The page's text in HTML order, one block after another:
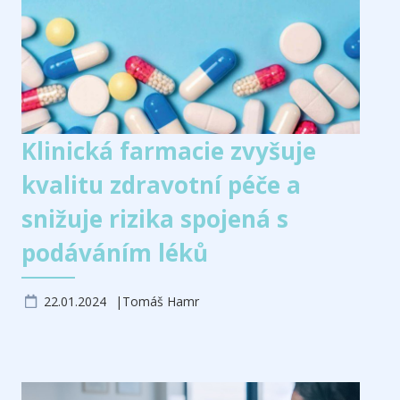
Klinická farmacie zvyšuje
kvalitu zdravotní péče a
snižuje rizika spojená s
podáváním léků
22.01.2024 Tomáš Hamr